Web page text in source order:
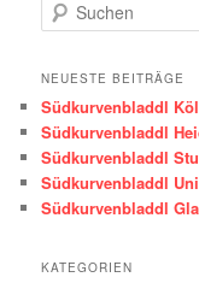
u
h
n
NEUESTE BEITRÄGE
Südkurvenbladdl
Südkurvenbladdl
Südkurvenbladdl
Südkurvenbladdl
Südkurvenbladdl
KATEGORIEN